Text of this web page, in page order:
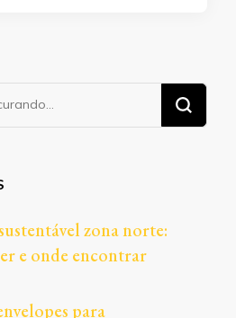
zona norte:
e onde encontrar
para